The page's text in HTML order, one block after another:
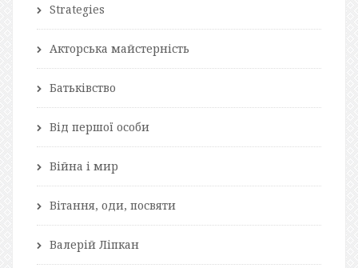
Strategies
Акторська майстерність
Батьківство
Від першої особи
Війна і мир
Вітання, оди, посвяти
Валерій Ліпкан